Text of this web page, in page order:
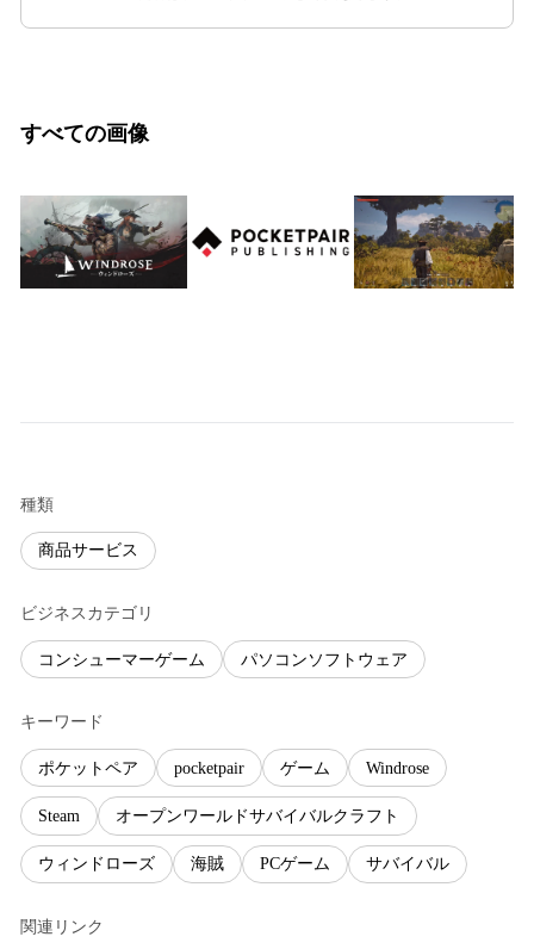
すべての画像
種類
商品サービス
ビジネスカテゴリ
コンシューマーゲーム パソコンソフトウェア
キーワード
ポケットペア pocketpair ゲーム Windrose
Steam オープンワールドサバイバルクラフト
ウィンドローズ 海賊 PCゲーム サバイバル
関連リンク